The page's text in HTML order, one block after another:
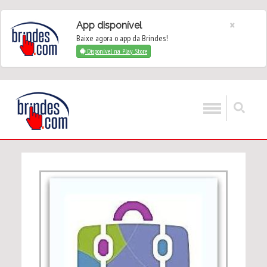
App disponível
Baixe agora o app da Brindes!
Disponível na Play Store
×